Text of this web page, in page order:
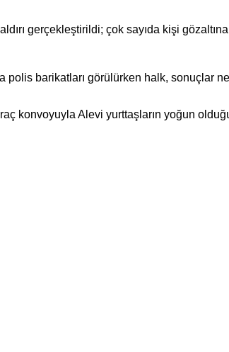
gerçekleştirildi; çok sayıda kişi gözaltına
polis barikatları görülürken halk, sonuçlar
konvoyuyla Alevi yurttaşların yoğun